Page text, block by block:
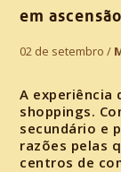
em
02 de setembro /
A experiência
shoppings.
secundário e
razões pelas
centros de